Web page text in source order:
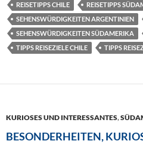
REISETIPPS CHILE
REISETIPPS
SEHENSWÜRDIGKEITEN ARGENTINIEN
SEHENSWÜRDIGKEITEN SÜDAMERIKA
TIPPS REISEZIELE CHILE
TIPPS
KURIOSES UND INTERESSANTES,
BESONDERHEITEN,